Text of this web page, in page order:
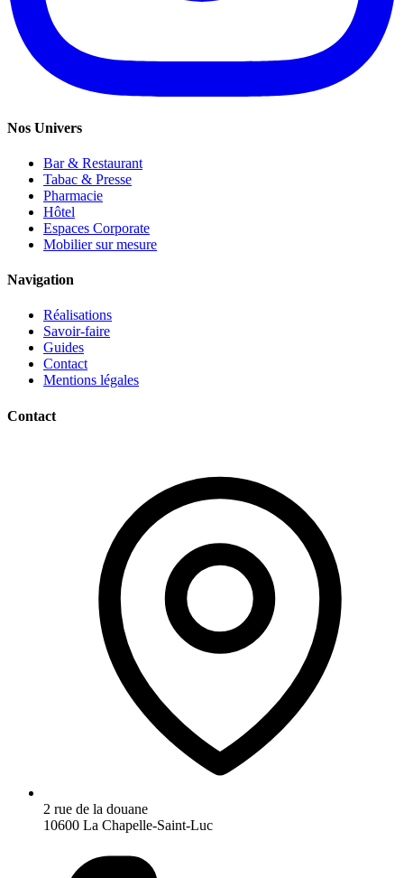
Nos Univers
Bar & Restaurant
Tabac & Presse
Pharmacie
Hôtel
Espaces Corporate
Mobilier sur mesure
Navigation
Réalisations
Savoir-faire
Guides
Contact
Mentions légales
Contact
2 rue de la douane
10600 La Chapelle-Saint-Luc